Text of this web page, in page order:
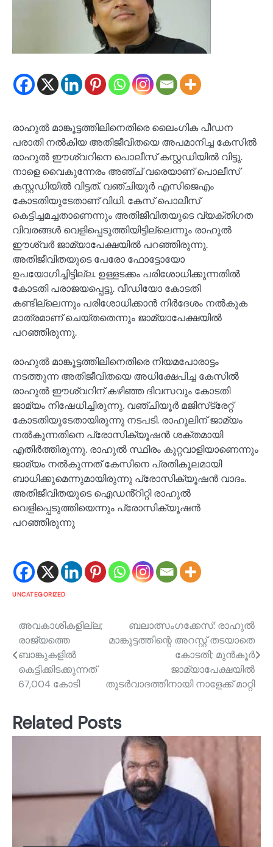
രാഹുല്‍ മാങ്കൂട്ടത്തിലിനെതിരെ ലൈംഗിക പീഡന
പരാതി നല്‍കിയ അതിജീവിതയെ അപമാനിച്ച കേസില്‍
രാഹുല്‍ ഈശ്വറിനെ പൊലീസ് കസ്റ്റഡിയില്‍ വിട്ടു.
നാളെ വൈകുന്നേരം അഞ്ച് വരെയാണ് പൊലീസ്
കസ്റ്റഡിയില്‍ വിട്ടത്. വഞ്ചിയൂര്‍ എസിജെഎം
കോടതിയുടേതാണ് വിധി. കേസ് പൊലീസ്
കെട്ടിച്ചമച്ചതാണെന്നും അതിജീവിതയുടെ വ്യക്തിഗത
വിവരങ്ങള്‍ വെളിപ്പെടുത്തിയിട്ടില്ലെന്നും രാഹുല്‍
ഈശ്വർ ജാമ്യാപേക്ഷയില്‍ പറഞ്ഞിരുന്നു.
അതിജീവിതയുടെ പേരോ ഫോട്ടോയോ
ഉപയോഗിച്ചിട്ടില്ല. ഉള്ളടക്കം പരിശോധിക്കുന്നതില്‍
കോടതി പരാജയപ്പെട്ടു. വീഡിയോ കോടതി
കണ്ടില്ലെന്നും പരിശോധിക്കാന്‍ നിര്‍ദേശം നല്‍കുക
മാത്രമാണ് ചെയ്തതെന്നും ജാമ്യാപേക്ഷയില്‍
പറഞ്ഞിരുന്നു.
രാഹുല്‍ മാങ്കൂട്ടത്തിലിനെതിരെ നിയമപോരാട്ടം
നടത്തുന്ന അതിജീവിതയെ അധിക്ഷേപിച്ച കേസിൽ
രാഹുല്‍ ഈശ്വറിന് കഴിഞ്ഞ ദിവസവും കോടതി
ജാമ്യം നിഷേധിച്ചിരുന്നു. വഞ്ചിയൂര്‍ മജിസ്‌ട്രേറ്റ്
കോടതിയുടേതായിരുന്നു നടപടി. രാഹുലിന് ജാമ്യം
നല്‍കുന്നതിനെ പ്രോസിക്യൂഷന്‍ ശക്തമായി
എതിര്‍ത്തിരുന്നു. രാഹുൽ സ്ഥിരം കുറ്റവാളിയാണെന്നും
ജാമ്യം നൽകുന്നത് കേസിനെ പ്രതികൂലമായി
ബാധിക്കുമെന്നുമായിരുന്നു പ്രോസിക്യൂഷൻ വാദം.
അതിജീവിതയുടെ ഐഡൻ്റിറ്റി രാഹുൽ
വെളിപ്പെടുത്തിയെന്നും പ്രോസിക്യൂഷൻ
പറഞ്ഞിരുന്നു
UNCATEGORIZED
Post
navigation
അവകാശികളില്ല;
രാജ്യത്തെ
ബാങ്കുകളില്‍
കെട്ടിക്കിടക്കുന്നത്
67,004 കോടി
ബലാത്സം​ഗക്കേസ്: രാഹുൽ
മാങ്കൂട്ടത്തിന്റെ അറസ്റ്റ് തടയാതെ
കോടതി; മുൻകൂർ
ജാമ്യാപേക്ഷയിൽ
തുടർവാദത്തിനായി നാളേക്ക് മാറ്റി
Related Posts